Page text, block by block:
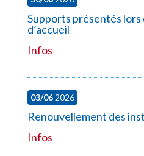
Supports présentés lors
d’accueil
Infos
03/062026
Renouvellement des
Infos